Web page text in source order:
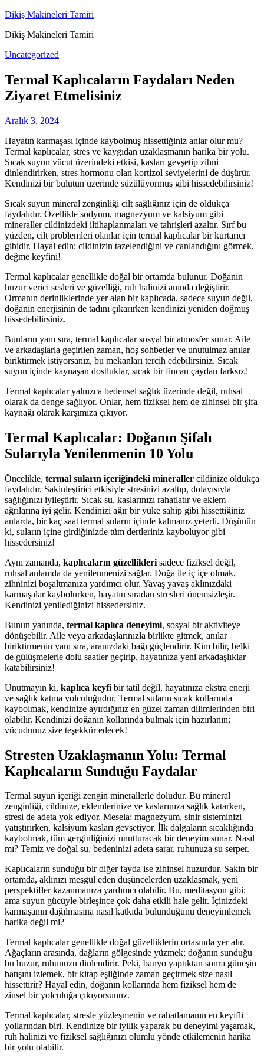
Skip
content
Dikiş Makineleri Tamiri
Dikiş Makineleri Tamiri
Uncategorized
Termal Kaplıcaların Faydaları Neden
Ziyaret Etmelisiniz
Aralık 3, 2024
Hayatın karmaşası içinde kaybolmuş hissettiğiniz anlar olur mu?
Termal kaplıcalar, stres ve kaygıdan uzaklaşmanın harika bir yolu.
Sıcak suyun vücut üzerindeki etkisi, kasları gevşetip zihni
dinlendirirken, stres hormonu olan kortizol seviyelerini de düşürür.
Kendinizi bir bulutun üzerinde süzülüyormuş gibi hissedebilirsiniz!
Sıcak suyun mineral zenginliği cilt sağlığınız için de oldukça
faydalıdır. Özellikle sodyum, magnezyum ve kalsiyum gibi
mineraller cildinizdeki iltihaplanmaları ve tahrişleri azaltır. Sırf bu
yüzden, cilt problemleri olanlar için termal kaplıcalar bir kurtarıcı
gibidir. Hayal edin; cildinizin tazelendiğini ve canlandığını görmek,
değme keyfini!
Termal kaplıcalar genellikle doğal bir ortamda bulunur. Doğanın
huzur verici sesleri ve güzelliği, ruh halinizi anında değiştirir.
Ormanın derinliklerinde yer alan bir kaplıcada, sadece suyun değil,
doğanın enerjisinin de tadını çıkarırken kendinizi yeniden doğmuş
hissedebilirsiniz.
Bunların yanı sıra, termal kaplıcalar sosyal bir atmosfer sunar. Aile
ve arkadaşlarla geçirilen zaman, hoş sohbetler ve unutulmaz anılar
biriktirmek istiyorsanız, bu mekanları tercih edebilirsiniz. Sıcak
suyun içinde kaynaşan dostluklar, sıcak bir fincan çaydan farksız!
Termal kaplıcalar yalnızca bedensel sağlık üzerinde değil, ruhsal
olarak da denge sağlıyor. Onlar, hem fiziksel hem de zihinsel bir şifa
kaynağı olarak karşımıza çıkıyor.
Termal Kaplıcalar: Doğanın Şifalı
Sularıyla Yenilenmenin 10 Yolu
Öncelikle, termal suların içeriğindeki mineraller cildinize oldukça
faydalıdır. Sakinleştirici etkisiyle stresinizi azaltıp, dolayısıyla
sağlığınızı iyileştirir. Sıcak su, kaslarınızı rahatlatır ve eklem
ağrılarına iyi gelir. Kendinizi ağır bir yüke sahip gibi hissettiğiniz
anlarda, bir kaç saat termal suların içinde kalmanız yeterli. Düşünün
ki, suların içine girdiğinizde tüm dertleriniz kayboluyor gibi
hissedersiniz!
Aynı zamanda, kaplıcaların güzellikleri sadece fiziksel değil,
ruhsal anlamda da yenilenmenizi sağlar. Doğa ile iç içe olmak,
zihninizi boşaltmanıza yardımcı olur. Yavaş yavaş aklınızdaki
karmaşalar kaybolurken, hayatın sıradan stresleri önemsizleşir.
Kendinizi yenilediğinizi hissedersiniz.
Bunun yanında, termal kaplıca deneyimi, sosyal bir aktiviteye
dönüşebilir. Aile veya arkadaşlarınızla birlikte gitmek, anılar
biriktirmenin yanı sıra, aranızdaki bağı güçlendirir. Kim bilir, belki
de gülüşmelerle dolu saatler geçirip, hayatınıza yeni arkadaşlıklar
katabilirsiniz!
Unutmayın ki, kaplıca keyfi bir tatil değil, hayatınıza ekstra enerji
ve sağlık katma yolculuğudur. Termal suların sıcak kollarında
kaybolmak, kendinize ayırdığınız en güzel zaman dilimlerinden biri
olabilir. Kendinizi doğanın kollarında bulmak için hazırlanın;
vücudunuz size teşekkür edecek!
Stresten Uzaklaşmanın Yolu: Termal
Kaplıcaların Sunduğu Faydalar
Termal suyun içeriği zengin minerallerle doludur. Bu mineral
zenginliği, cildinize, eklemlerinize ve kaslarınıza sağlık katarken,
stresi de adeta yok ediyor. Mesela; magnezyum, sinir sisteminizi
yatıştırırken, kalsiyum kasları gevşetiyor. İlk dalgaların sıcaklığında
kaybolmak, tüm gerginliğinizi unutturacak bir deneyim sunar. Nasıl
mı? Temiz ve doğal su, bedeninizi adeta sarar, ruhunuza su serper.
Kaplıcaların sunduğu bir diğer fayda ise zihinsel huzurdur. Sakin bir
ortamda, aklınızı meşgul eden düşüncelerden uzaklaşmak, yeni
perspektifler kazanmanıza yardımcı olabilir. Bu, meditasyon gibi;
ama suyun gücüyle birleşince çok daha etkili hale gelir. İçinizdeki
karmaşanın dağılmasına nasıl katkıda bulunduğunu deneyimlemek
harika değil mi?
Termal kaplıcalar genellikle doğal güzelliklerin ortasında yer alır.
Ağaçların arasında, dağların gölgesinde yüzmek; doğanın sunduğu
bu huzur, ruhunuzu dinlendirir. Peki, banyo yaptıktan sonra güneşin
batışını izlemek, bir kitap eşliğinde zaman geçirmek size nasıl
hissettirir? Hayal edin, doğanın kollarında hem fiziksel hem de
zinsel bir yolculuğa çıkıyorsunuz.
Termal kaplıcalar, stresle yüzleşmenin ve rahatlamanın en keyifli
yollarından biri. Kendinize bir iyilik yaparak bu deneyimi yaşamak,
ruh halinizi ve fiziksel sağlığınızı olumlu yönde etkilemenin harika
bir yolu olabilir.